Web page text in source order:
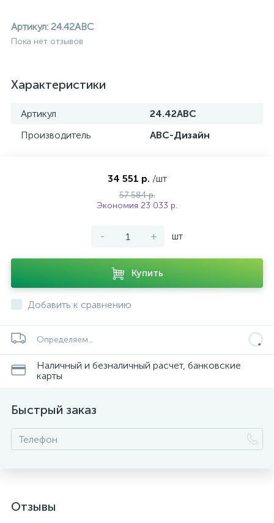
Артикул: 24.42ABC
Пока нет отзывов
Характеристики
Артикул
24.42ABC
Производитель
АВС-Дизайн
34 551 р. /шт
57 584 р.
Экономия 23 033 р.
- + шт
Купить
Добавить к сравнению
Определяем...
Наличный и безналичный расчет, банковские
карты
Быстрый заказ
Отзывы